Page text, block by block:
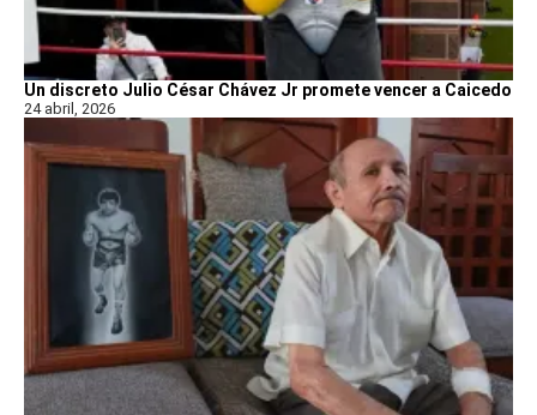
Un discreto Julio César Chávez Jr promete vencer a Caicedo
24 abril, 2026